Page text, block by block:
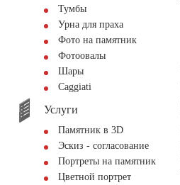
Тумбы
Урна для праха
Фото на памятник
Фотоовалы
Шары
Сaggiati
Услуги
Памятник в 3D
Эскиз - согласование
Портреты на памятник
Цветной портрет